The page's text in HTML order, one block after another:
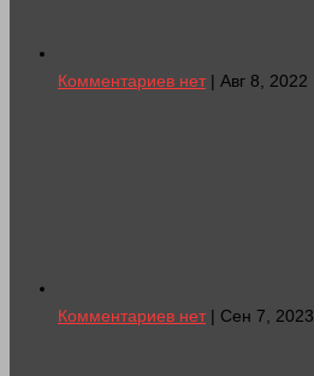
Комментариев нет| Авг 8, 2022
Комментариев нет| Сен 7, 2023